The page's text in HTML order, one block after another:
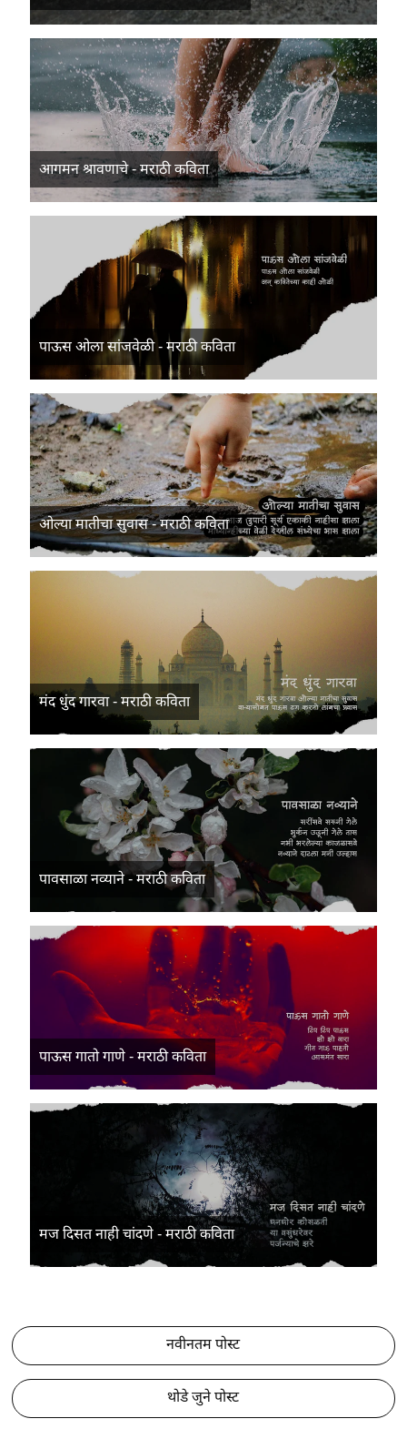
आगमन श्रावणाचे - मराठी कविता
पाऊस ओला सांजवेळी - मराठी कविता
ओल्या मातीचा सुवास - मराठी कविता
मंद धुंद गारवा - मराठी कविता
पावसाळा नव्याने - मराठी कविता
पाऊस गातो गाणे - मराठी कविता
मज दिसत नाही चांदणे - मराठी कविता
नवीनतम पोस्ट
थोडे जुने पोस्ट